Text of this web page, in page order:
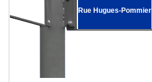
Rue Hugues-Pommier